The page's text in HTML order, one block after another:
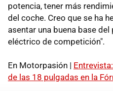
potencia, tener más
del coche. Creo que se ha
asentar una buena base
eléctrico de competición".
En Motorpasión |
de las 18 pulgadas en la